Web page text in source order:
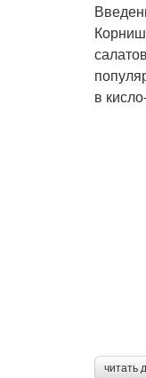
в
читать